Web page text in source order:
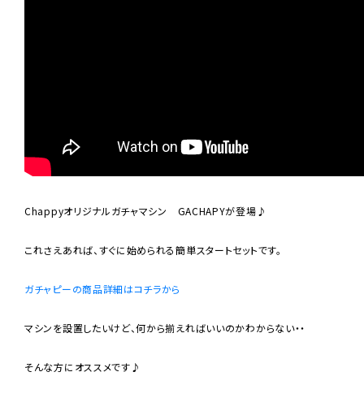
Chappyオリジナルガチャマシン GACHAPYが登場♪
これさえあれば、すぐに始められる簡単スタートセットです。
ガチャピーの商品詳細はコチラから
マシンを設置したいけど、何から揃えればいいのかわからない・・
そんな方にオススメです♪